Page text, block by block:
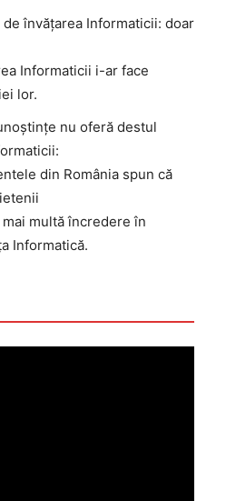
învățarea Informaticii: doar
Informaticii i-ar face
lor.
nu oferă destul
din România spun că
mai multă încredere în
Informatică.